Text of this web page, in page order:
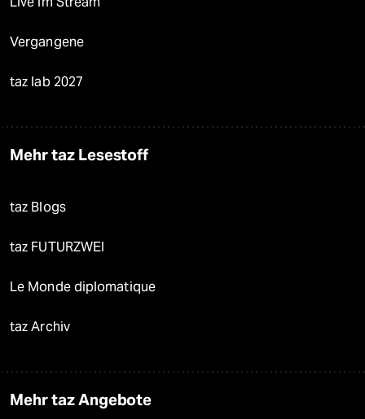
Vergangene
taz lab 2027
Mehr taz Lesestoff
taz Blogs
taz FUTURZWEI
Le Monde diplomatique
taz Archiv
Mehr taz Angebote